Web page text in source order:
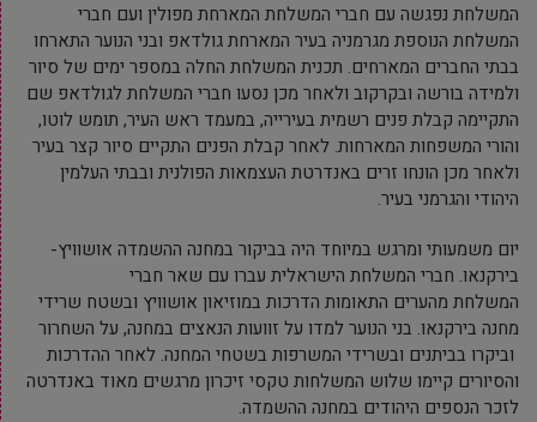
המשלחת נפגשה עם חברי המשלחת המארחת מפולין ועם חברי
המשלחת הנוספת מגרמניה בעיר המארחת גולדאפ ובני הנוער התארחו
בבתי החברים המארחים. תכנית המשלחת החלה במספר ימים של סיור
ולמידה בורשה ובקרקוב ולאחר מכן נסעו חברי המשלחת לגולדאפ שם
התקיימה קבלת פנים רשמית בעירייה, במעמד ראש העיר, תומש לוטו,
והורי המשפחות המארחות. לאחר קבלת הפנים התקיים סיור קצר בעיר
ולאחר מכן הונחו זרים באנדרטת העצמאות הפולנית ובבתי העלמין
היהודי והגרמני בעיר.
יום משמעותי ומרגש במיוחד היה בביקור במחנה ההשמדה אושוויץ-
בירקנאו. חברי המשלחת הישראלית עברו עם שאר חברי
המשלחת מהערים התאומות הדרכות במוזיאון אושוויץ ובשטח שרידי
מחנה בירקנאו. בני הנוער למדו על זוועות הנאצים במחנה, על השחרור
וביקרו בביתנים ובשרידי המשרפות בשטחי המחנה. לאחר ההדרכות
והסיורים קיימו שלוש המשלחות טקסי זיכרון מרגשים מאוד באנדרטה
לזכר הנספים היהודים במחנה ההשמדה.